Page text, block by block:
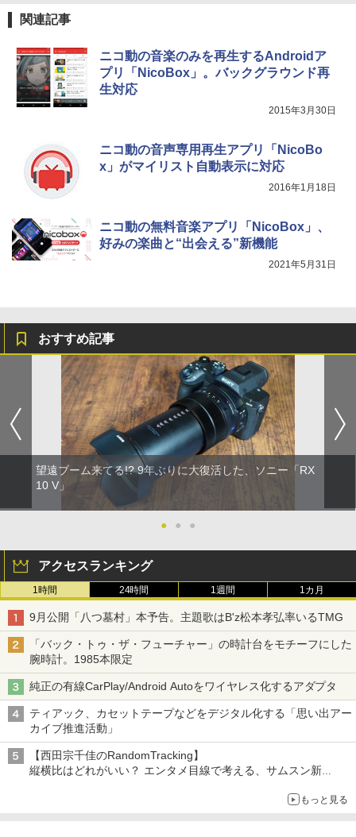
関連記事
ニコ動の音楽のみを再生するAndroidア
プリ「NicoBox」。バックグラウンド再
生対応
2015年3月30日
ニコ動の音声専用再生アプリ「NicoBo
x」がマイリスト自動表示に対応
2016年1月18日
ニコ動の無料音楽アプリ「NicoBox」、
好みの楽曲と“出会える”新機能
2021年5月31日
おすすめ記事
望遠ブーム来てる!? 9年ぶりに大復活した、ソニー「RX
10 V」
● ● ●
アクセスランキング
1時間 24時間 1週間 1カ月
9月公開「八つ墓村」本予告。主題歌はB'z松本孝弘率いるTMG
「バック・トゥ・ザ・フューチャー」の時計台をモチーフにした
腕時計。1985本限定
純正の有線CarPlay/Android Autoをワイヤレス化するアダプタ
ティアック、カセットテープなどをデジタル化する「思い出アー
カイブ推進活動」
【西田宗千佳のRandomTracking】
縦横比はどれがいい？ エンタメ目線で考える、サムスン新
もっと見る